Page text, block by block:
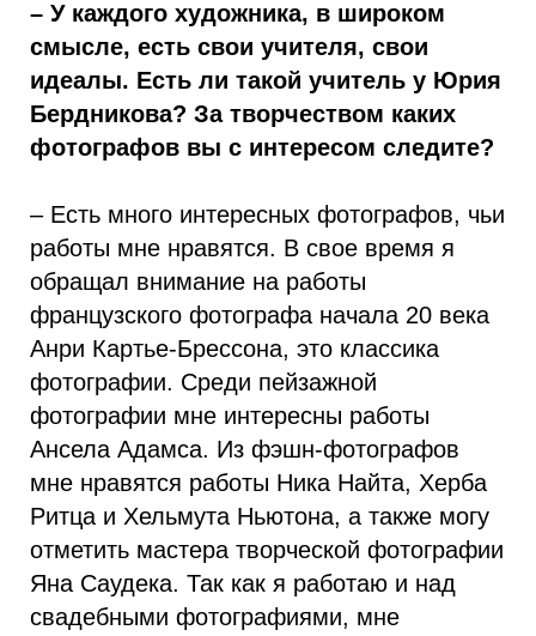
– У каждого художника, в широком
смысле, есть свои учителя, свои
идеалы. Есть ли такой учитель у Юрия
Бердникова? За творчеством каких
фотографов вы с интересом следите?
– Есть много интересных фотографов, чьи
работы мне нравятся. В свое время я
обращал внимание на работы
французского фотографа начала 20 века
Анри Картье-Брессона, это классика
фотографии. Среди пейзажной
фотографии мне интересны работы
Ансела Адамса. Из фэшн-фотографов
мне нравятся работы Ника Найта, Херба
Ритца и Хельмута Ньютона, а также могу
отметить мастера творческой фотографии
Яна Саудека. Так как я работаю и над
свадебными фотографиями, мне